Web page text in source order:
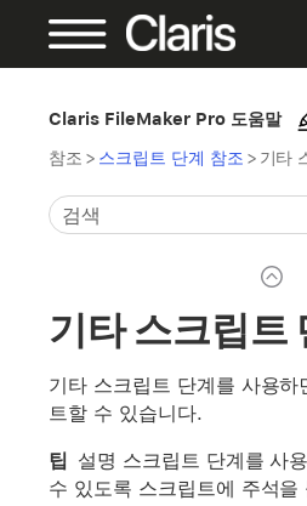
Claris FileMaker Pro 도움말
참조 > 스크립트 단계 참조 > 기타
기타 스크립트
기타 스크립트 단계를 사용하
트할 수 있습니다.
팁 설명 스크립트 단계를 사
수 있도록 스크립트에 주석을